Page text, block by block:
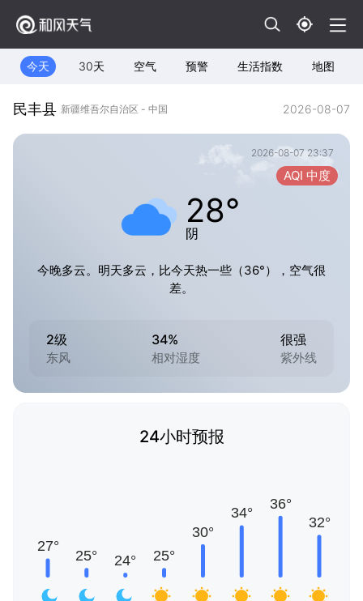
今天 30天 空气 预警 生活指数 地图
民丰县 新疆维吾尔自治区 - 中国 2026-08-07
2026-08-07 23:37
28°
阴
AQI 中度
今晚多云。明天多云，比今天热一些（36°），空气很
差。
2级
东风
34%
相对湿度
很强
紫外线
24小时预报